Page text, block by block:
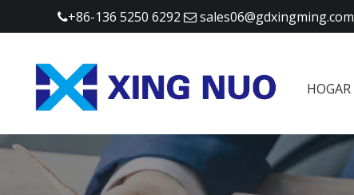
+86-136 5250 6292  sales06@gdxingming.com
HOGAR